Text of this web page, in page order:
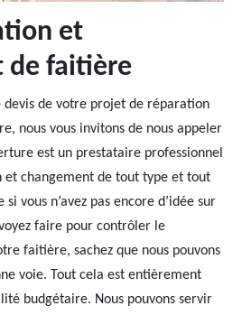
et
de faitière
devis de votre projet de réparation
nous vous invitons de nous appeler
est un prestataire professionnel
changement de tout type et tout
vous n’avez pas encore d’idée sur
faire pour contrôler le
faitière, sachez que nous pouvons
voie. Tout cela est entièrement
budgétaire. Nous pouvons servir